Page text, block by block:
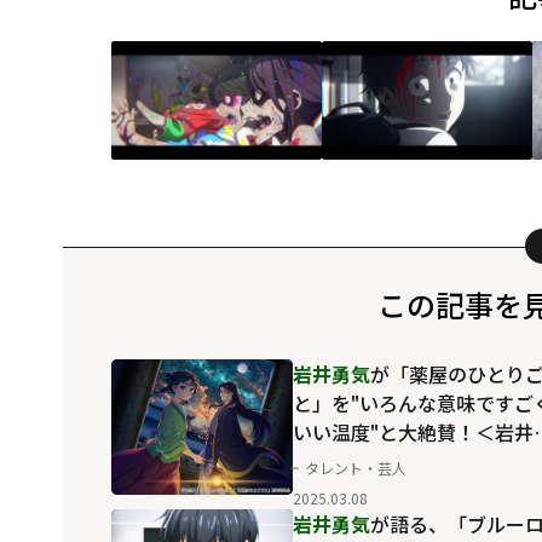
この記事を
岩井勇気が「薬屋のひとり
と」を"いろんな意味ですご
いい温度"と大絶賛！＜岩井
気の推しアニメ＞
タレント・芸人
2025.03.08
岩井勇気が語る、「ブルー